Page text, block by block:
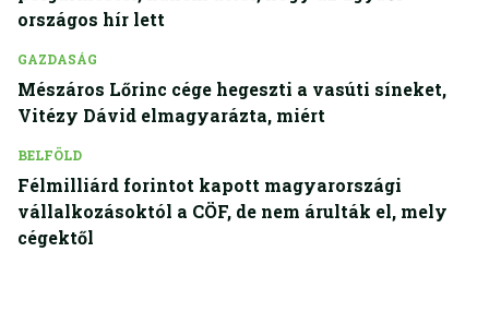
országos hír lett
GAZDASÁG
Mészáros Lőrinc cége hegeszti a vasúti síneket,
Vitézy Dávid elmagyarázta, miért
BELFÖLD
Félmilliárd forintot kapott magyarországi
vállalkozásoktól a CÖF, de nem árulták el, mely
cégektől